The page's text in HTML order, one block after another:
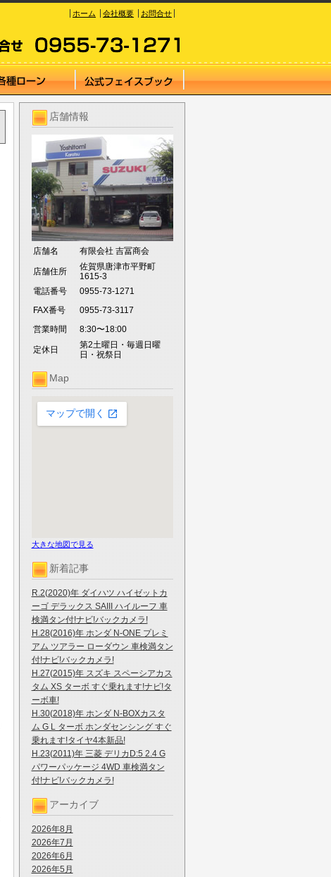
ホーム 会社概要 お問合せ
店舗情報
店舗名 有限会社 吉冨商会
店舗住所
佐賀県唐津市平野町
1615-3
電話番号
0955-73-1271
FAX番号
0955-73-3117
営業時間
8:30〜18:00
定休日
第2土曜日・毎週日曜
日・祝祭日
Map
大きな地図で見る
新着記事
R.2(2020)年 ダイハツ ハイゼットカ
ーゴ デラックス SAIII ハイルーフ 車
検満タン付!ナビ!バックカメラ!
H.28(2016)年 ホンダ N-ONE プレミ
アム ツアラー ローダウン 車検満タン
付!ナビ!バックカメラ!
H.27(2015)年 スズキ スペーシアカス
タム XS ターボ すぐ乗れます!ナビ!タ
ーボ車!
H.30(2018)年 ホンダ N-BOXカスタ
ム G L ターボ ホンダセンシング すぐ
乗れます!タイヤ4本新品!
H.23(2011)年 三菱 デリカD:5 2.4 G
パワーパッケージ 4WD 車検満タン
付!ナビ!バックカメラ!
アーカイブ
2026年8月
2026年7月
2026年6月
2026年5月